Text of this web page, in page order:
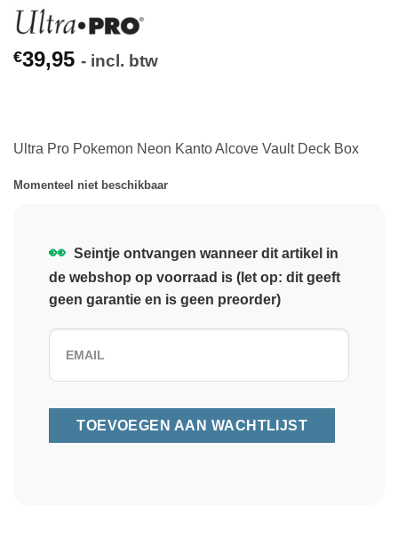
€39,95 - incl. btw
Ultra Pro Pokemon Neon Kanto Alcove Vault Deck Box
Momenteel niet beschikbaar
👀 Seintje ontvangen wanneer dit artikel in
de webshop op voorraad is (let op: dit geeft
geen garantie en is geen preorder)